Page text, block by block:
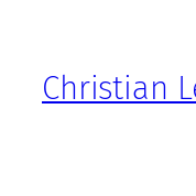
Christian